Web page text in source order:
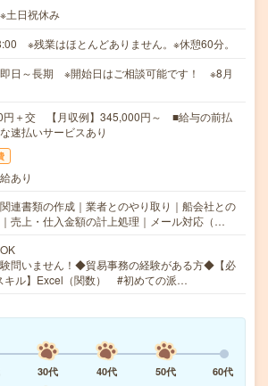
日祝休み
※残業はほとんどありません。※休憩60分。
即日～長期 ※開始日はご相談可能です！ ※8月
円＋交 【月収例】345,000円～ ■給与の前払
速払いサービスあり
あり
連書類の作成｜業者とのやり取り｜船会社との
売上・仕入金額の計上処理｜メール対応（…
問いません！◆貿易事務の経験がある方◆【必
キル】Excel（関数） #初めての派…
30代 40代 50代
60代